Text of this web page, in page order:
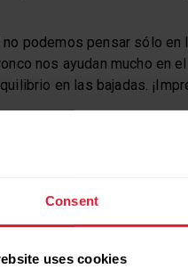
Consent
uses cookies
no podemos pensar sólo
nos ayudan mucho en
en las bajadas.